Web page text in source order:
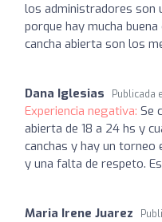
los administradores son
porque hay mucha
cancha abierta son los
Dana Iglesias Publicada
Experiencia negativa: Se
abierta de 18 a 24 hs y
canchas y hay un torneo
y una falta de respeto.
Maria Irene Juarez